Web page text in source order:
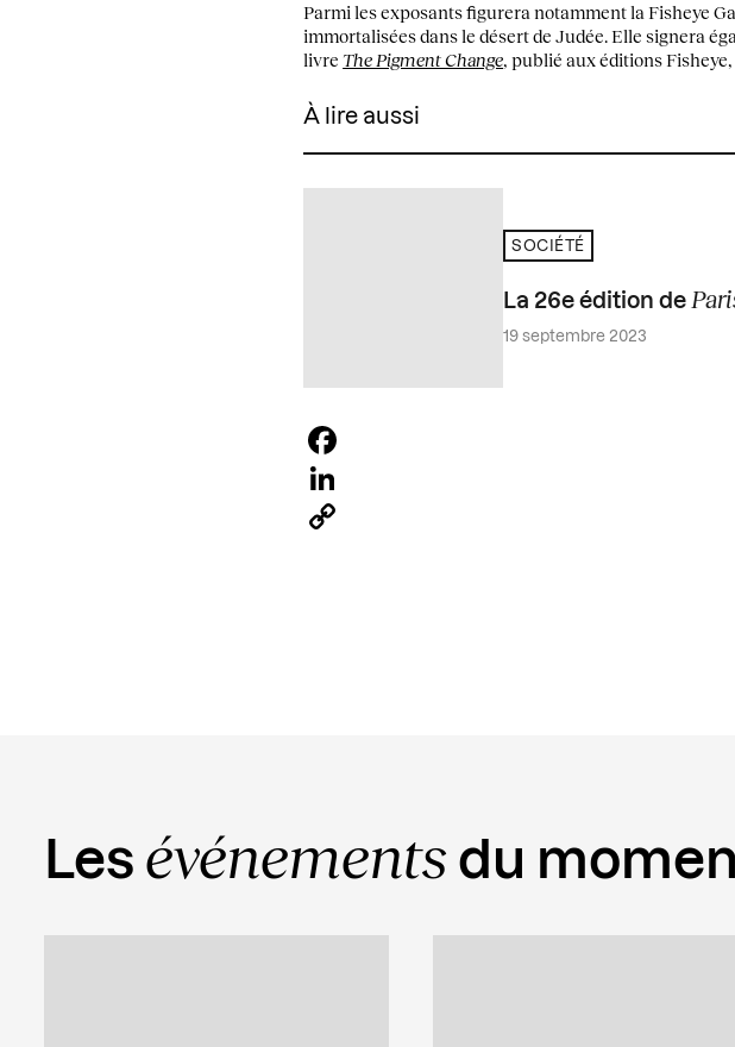
Parmi les exposants figurera notamment la Fisheye
immortalisées dans le désert de Judée. Elle signera
livre The Pigment Change, publié aux éditions Fisheye,
À lire aussi
SOCIÉTÉ
La 26e édition de
19 septembre 2023
Facebook
LinkedIn
Les événements du